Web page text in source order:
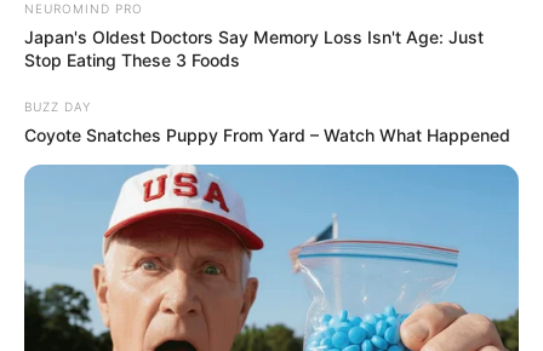
NEUROMIND PRO
Japan's Oldest Doctors Say Memory Loss Isn't Age: Just
Stop Eating These 3 Foods
BUZZ DAY
Coyote Snatches Puppy From Yard – Watch What Happened